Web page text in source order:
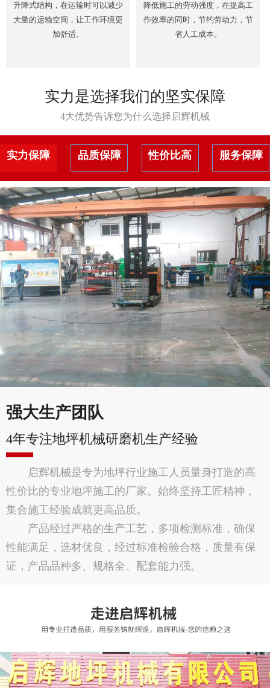
升降式结构，在运输时可以减少
大量的运输空间，让工作环境更
加舒适。
降低施工的劳动强度，在提高工
作效率的同时，节约劳动力，节
省人工成本。
实力是选择我们的坚实保障
4大优势告诉您为什么选择启辉机械
实力保障 品质保障 性价比高 服务保障
强大生产团队
4年专注地坪机械研磨机生产经验
启辉机械是专为地坪行业施工人员量身打造的高
性价比的专业地坪施工的厂家。始终坚持工匠精神，
集合施工经验成就更高品质。
产品经过严格的生产工艺，多项检测标准，确保
性能满足，选材优良，经过标准检验合格，质量有保
证，产品品种多、规格全、配套能力强。